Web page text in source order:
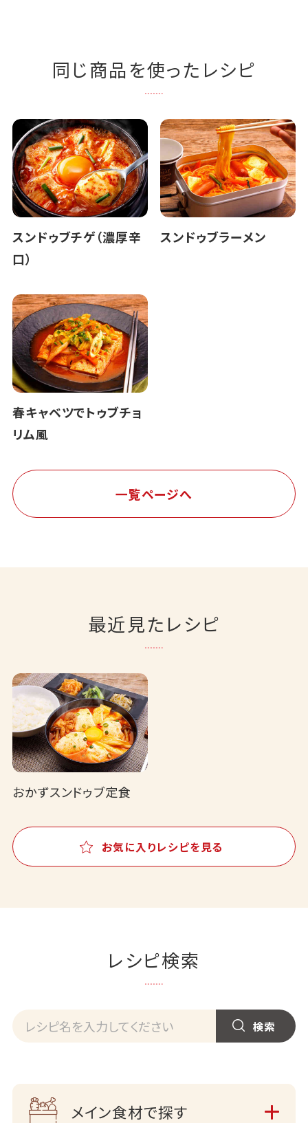
同じ商品を使ったレシピ
スンドゥブチゲ（濃厚辛
口）
スンドゥブラーメン
春キャベツでトゥブチョ
リム風
一覧ページへ
最近見たレシピ
おかずスンドゥブ定食
お気に入りレシピを見る
レシピ検索
メイン食材で探す